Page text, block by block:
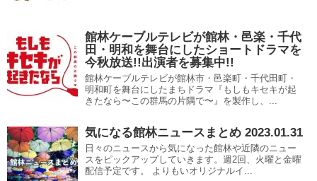
館林ケーブルテレビが館林・邑楽・千代
田・明和を舞台にしたショートドラマを
今秋放送!!出演者を募集中!!
館林ケーブルテレビが館林市・邑楽町・千代田町・
明和町を舞台にしたまちドラマ『もしもキセキが起
きたなら〜この群馬の片隅で〜』を製作し、...
気になる館林ニュースまとめ 2023.01.31
日々のニュースから気になった館林や近隣のニュー
スをピックアップしていきます。週2回、火曜と金曜
配信予定です。 よりもいオリジナルイ...